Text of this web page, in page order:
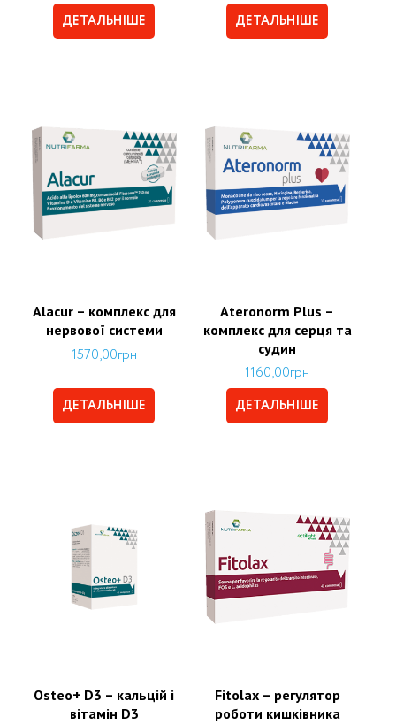
ДЕТАЛЬНІШЕ ДЕТАЛЬНІШЕ
Alacur – комплекс для
нервової системи
1570,00грн
ДЕТАЛЬНІШЕ
Ateronorm Plus –
комплекс для серця та
судин
1160,00грн
ДЕТАЛЬНІШЕ
Osteo+ D3 – кальцій і
вітамін D3
Fitolax – регулятор
роботи кишківника